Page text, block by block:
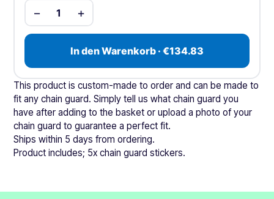
− 1 +
In den Warenkorb · €134.83
This product is custom-made to order and can be made to
fit any chain guard. Simply tell us what chain guard you
have after adding to the basket or upload a photo of your
chain guard to guarantee a perfect fit.
Ships within 5 days from ordering.
Product includes; 5x chain guard stickers.